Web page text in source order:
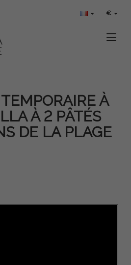
€
À
À 2 PÂTÉS
DE LA PLAGE